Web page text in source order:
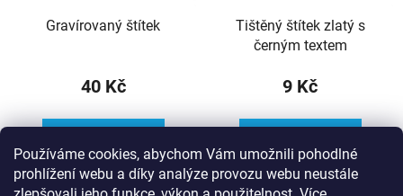
Používáme cookies, abychom Vám umožnili pohodlné
prohlížení webu a díky analýze provozu webu neustále
Gravírovaný štítek
40 Kč
Tištěný štítek zlatý s
černým textem
9 Kč